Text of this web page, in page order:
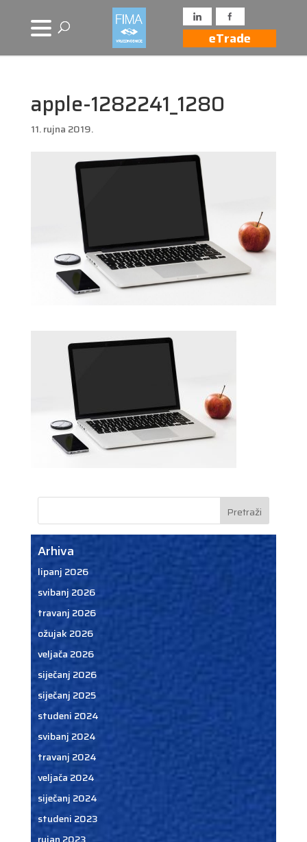
eTrade
apple-1282241_1280
11. rujna 2019.
Arhiva
lipanj 2026
svibanj 2026
travanj 2026
ožujak 2026
veljača 2026
siječanj 2026
siječanj 2025
studeni 2024
svibanj 2024
travanj 2024
veljača 2024
siječanj 2024
studeni 2023